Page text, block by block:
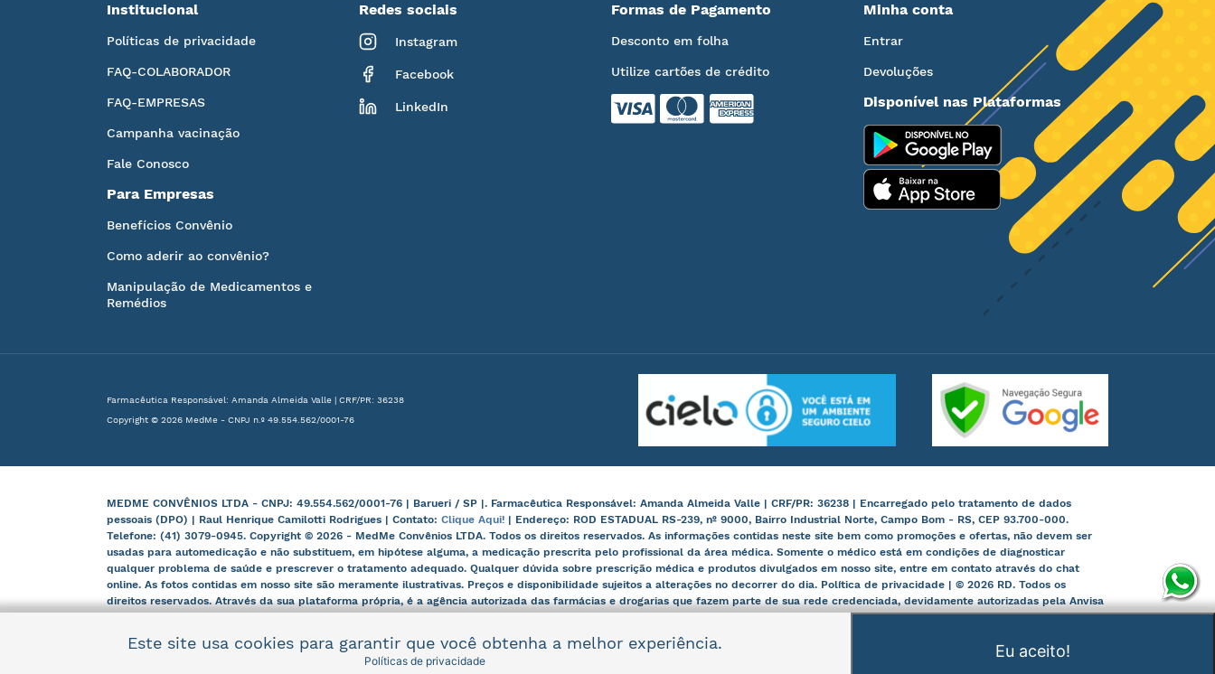
Institucional
Políticas de privacidade
FAQ-COLABORADOR
FAQ-EMPRESAS
Campanha vacinação
Fale Conosco
Para Empresas
Benefícios Convênio
Como aderir ao convênio?
Manipulação de Medicamentos e
Remédios
Redes sociais
Instagram
Facebook
LinkedIn
Formas de Pagamento
Desconto em folha
Utilize cartões de crédito
Minha conta
Entrar
Devoluções
Disponível nas Plataformas
Farmacêutica Responsável: Amanda Almeida Valle | CRF/PR: 36238
Copyright © 2026 MedMe - CNPJ n.º 49.554.562/0001-76
MEDME CONVÊNIOS LTDA - CNPJ: 49.554.562/0001-76 | Barueri / SP |. Farmacêutica Responsável: Amanda Almeida Valle | CRF/PR: 36238 | Encarregado pelo tratamento de dados
pessoais (DPO) | Raul Henrique Camilotti Rodrigues | Contato: Clique Aqui! | Endereço: ROD ESTADUAL RS-239, nº 9000, Bairro Industrial Norte, Campo Bom - RS, CEP 93.700-000.
Telefone: (41) 3079-0945. Copyright © 2026 - MedMe Convênios LTDA. Todos os direitos reservados. As informações contidas neste site bem como promoções e ofertas, não devem ser
usadas para automedicação e não substituem, em hipótese alguma, a medicação prescrita pelo profissional da área médica. Somente o médico está em condições de diagnosticar
qualquer problema de saúde e prescrever o tratamento adequado. Qualquer dúvida sobre prescrição médica e produtos divulgados em nosso site, entre em contato através do chat
online. As fotos contidas em nosso site são meramente ilustrativas. Preços e disponibilidade sujeitos a alterações no decorrer do dia. Política de privacidade | © 2026 RD. Todos os
direitos reservados. Através da sua plataforma própria, é a agência autorizada das farmácias e drogarias que fazem parte de sua rede credenciada, devidamente autorizadas pela Anvisa
Este site usa cookies para garantir que você obtenha a melhor experiência.
Políticas de privacidade
Eu aceito!